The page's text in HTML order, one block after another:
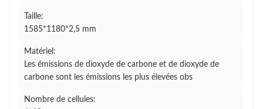
Taille:
1585*1180*2,5 mm
Matériel:
Les émissions de dioxyde de carbone et de dioxyde de
carbone sont les émissions les plus élevées obs
Nombre de cellules: